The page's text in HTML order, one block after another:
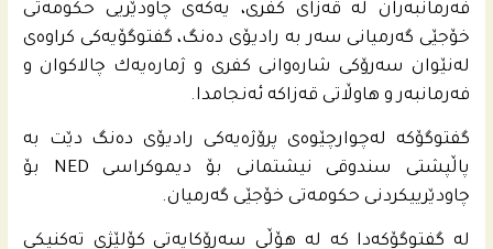
فه‌رمانبه‌ران له‌ قه‌زاى كفری، یه‌كه‌ى چاودێریی حكومه‌تى
خۆجێی گه‌رمیانى سه‌ر به‌ رادیۆی ده‌نگ، گفتوگۆیه‌كى كراوه‌ى
له‌نێوان سه‌رۆكى شاره‌وانى كفری و ژماره‌یه‌ك چالاكوان و
فه‌رمانبه‌ر و هاوڵاتى قه‌زاكه‌ ئه‌نجامدا.
گفتوگۆكه‌ له‌چوارچێوه‌ی پرۆژه‌یه‌كى رادیۆی ده‌نگ دێت به‌
پاڵپشتی سندوقی نیشتمانى بۆ دیموكراسی NED بۆ
چاودێرییكردنى حكومه‌تى خۆجێی گه‌رمیان.
له‌ گفتوگۆكه‌دا كه‌ له‌ هۆڵی سه‌رۆكایه‌تى كۆلێژى ته‌كنیكی